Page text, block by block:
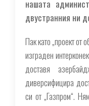
нашата
двустранния ни
Пак като „проект
изграден
доставя
диверсифицира
си от „Газпром“.